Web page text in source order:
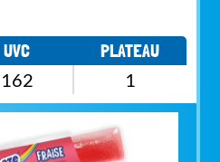
UVC
PLATEAU
162 1